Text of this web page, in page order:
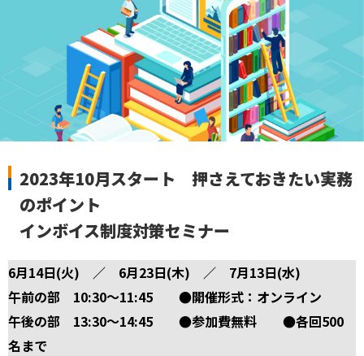
2023年10月スタート 押さえておきたい実務
のポイント
インボイス制度対策セミナー
6月14日(火) ／ 6月23日(木) ／ 7月13日(水)
午前の部 10:30～11:45 ●開催形式：オンライン
午後の部 13:30～14:45 ●参加費無料 ●各回500
名まで